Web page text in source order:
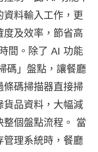
資料輸入工作，更
度及效率，節省高
間。除了 AI 功能
碼」盤點，讓餐廳
條碼掃描器直接掃
貨品資料，大幅減
整個盤點流程。 當
管理系統時，餐廳